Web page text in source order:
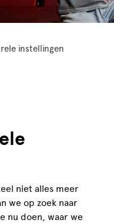
instellingen
niet alles meer
we op zoek naar
nu doen, waar we